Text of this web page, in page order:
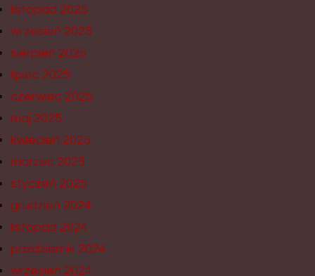
listopad 2025
wrzesień 2025
sierpień 2025
lipiec 2025
czerwiec 2025
maj 2025
kwiecień 2025
marzec 2025
styczeń 2025
grudzień 2024
listopad 2024
październik 2024
wrzesień 2024